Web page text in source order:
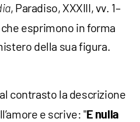
, Paradiso, XXXIII, vv. 1–
esprimono in forma
della sua figura.
contrasto la descrizione
e scrive: "E nulla